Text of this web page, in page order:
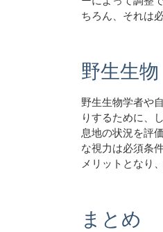
ちろん、それは
野生生物
野生生物学者や
りするために、
息地の状況を評
な視力は必須条
メリットとなり
まとめ